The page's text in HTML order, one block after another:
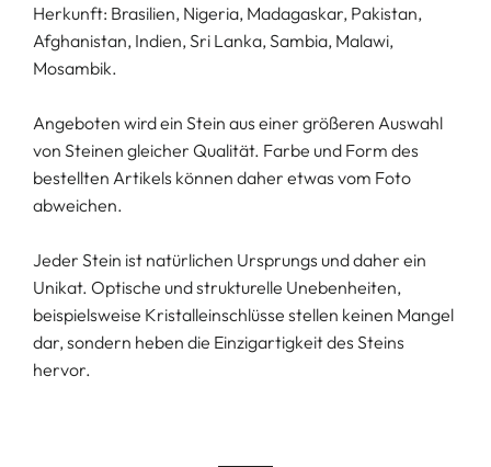
Herkunft: Brasilien, Nigeria, Madagaskar, Pakistan,
Afghanistan, Indien, Sri Lanka, Sambia, Malawi,
Mosambik.
Angeboten wird ein Stein aus einer größeren Auswahl
von Steinen gleicher Qualität. Farbe und Form des
bestellten Artikels können daher etwas vom Foto
abweichen.
Jeder Stein ist natürlichen Ursprungs und daher ein
Unikat. Optische und strukturelle Unebenheiten,
beispielsweise Kristalleinschlüsse stellen keinen Mangel
dar, sondern heben die Einzigartigkeit des Steins
hervor.